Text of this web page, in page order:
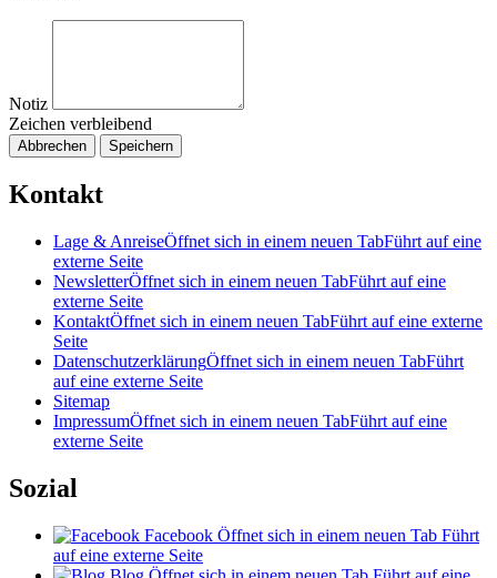
Notiz
Zeichen verbleibend
Abbrechen Speichern
Kontakt
Lage & AnreiseÖffnet sich in einem neuen TabFührt auf eine
externe Seite
NewsletterÖffnet sich in einem neuen TabFührt auf eine
externe Seite
KontaktÖffnet sich in einem neuen TabFührt auf eine externe
Seite
DatenschutzerklärungÖffnet sich in einem neuen TabFührt
auf eine externe Seite
Sitemap
ImpressumÖffnet sich in einem neuen TabFührt auf eine
externe Seite
Sozial
Facebook Öffnet sich in einem neuen Tab Führt
auf eine externe Seite